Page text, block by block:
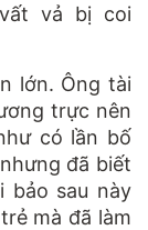
vả bị coi
lớn. Ông tài
trực nên
có lần bố
đã biết
bảo sau này
mà đã làm